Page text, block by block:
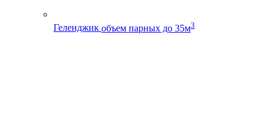
Геленджик объем парных до 35м3